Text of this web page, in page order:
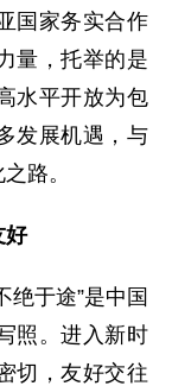
国家务实合作
量，托举的是
水平开放为包
发展机遇，与
路。
好
绝于途”是中国
照。进入新时
切，友好交往